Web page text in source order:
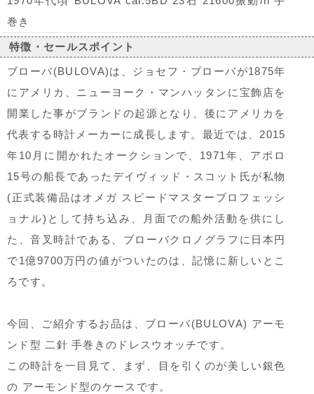
巻き
特徴・セールスポイント
ブローバ(BULOVA)は、ジョセフ・ブローバが1875年
にアメリカ、ニューヨーク・マンハッタンに宝飾店を
開業した事がブランドの起源となり、後にアメリカを
代表する時計メーカーに成長します。最近では、2015
年10月に開かれたオークションで、1971年、アポロ
15号の船長であったデイヴィッド・スコット氏が私物
(正式装備品はオメガ スピードマスタープロフェッシ
ョナル)として持ち込み、月面での船外活動を供にし
た、音叉時計である、ブローバクロノグラフに日本円
で1億9700万円の値がついたのは、記憶に新しいとこ
ろです。
今回、ご紹介するお品は、ブローバ(BULOVA) アーモ
ンド型 二針 手巻きのドレスウオッチです。
この時計を一目見て、まず、目を引くのが美しい銀色
の アーモンド型のケースです。